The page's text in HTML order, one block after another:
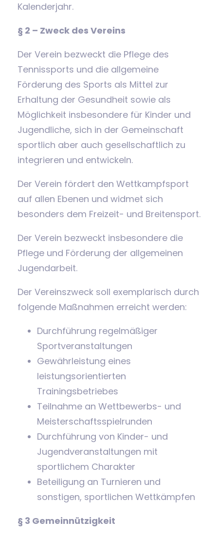
Kalenderjahr.
§ 2 – Zweck des Vereins
Der Verein bezweckt die Pflege des
Tennissports und die allgemeine
Förderung des Sports als Mittel zur
Erhaltung der Gesundheit sowie als
Möglichkeit insbesondere für Kinder und
Jugendliche, sich in der Gemeinschaft
sportlich aber auch gesellschaftlich zu
integrieren und entwickeln.
Der Verein fördert den Wettkampfsport
auf allen Ebenen und widmet sich
besonders dem Freizeit- und Breitensport.
Der Verein bezweckt insbesondere die
Pflege und Förderung der allgemeinen
Jugendarbeit.
Der Vereinszweck soll exemplarisch durch
folgende Maßnahmen erreicht werden:
Durchführung regelmäßiger
Sportveranstaltungen
Gewährleistung eines
leistungsorientierten
Trainingsbetriebes
Teilnahme an Wettbewerbs- und
Meisterschaftsspielrunden
Durchführung von Kinder- und
Jugendveranstaltungen mit
sportlichem Charakter
Beteiligung an Turnieren und
sonstigen, sportlichen Wettkämpfen
§ 3 Gemeinnützigkeit